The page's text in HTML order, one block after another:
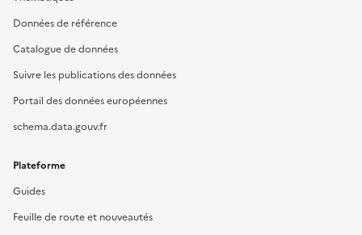
Données de référence
Catalogue de données
Suivre les publications des données
Portail des données européennes
schema.data.gouv.fr
Plateforme
Guides
Feuille de route et nouveautés